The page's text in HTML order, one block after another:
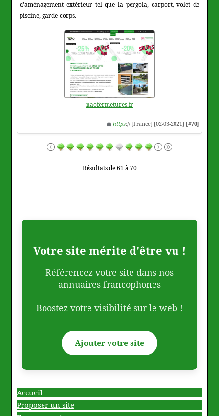
d'aménagement extérieur tel que la pergola, carport, volet de
piscine, garde-corps.
naofermetures.fr
https:// [France] [02-03-2021] [#70]
Résultats de 61 à 70
Votre site mérite d'être vu !
Référencez votre site dans nos
annuaires francophones
Boostez votre visibilité sur le web !
Ajouter votre site
Accueil
Proposer un site